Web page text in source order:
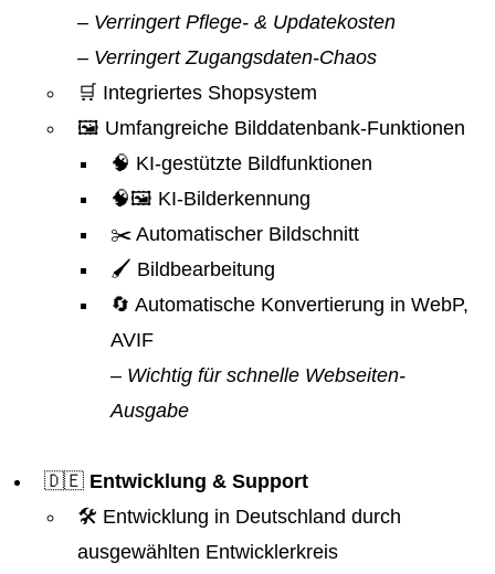
– Verringert Pflege- & Updatekosten
– Verringert Zugangsdaten-Chaos
🛒 Integriertes Shopsystem
🖼️ Umfangreiche Bilddatenbank-Funktionen
🧠 KI-gestützte Bildfunktionen
🧠🖼️ KI-Bilderkennung
✂️ Automatischer Bildschnitt
🖌️ Bildbearbeitung
🔄 Automatische Konvertierung in WebP,
AVIF
– Wichtig für schnelle Webseiten-
Ausgabe
🇩🇪 Entwicklung & Support
🛠️ Entwicklung in Deutschland durch
ausgewählten Entwicklerkreis